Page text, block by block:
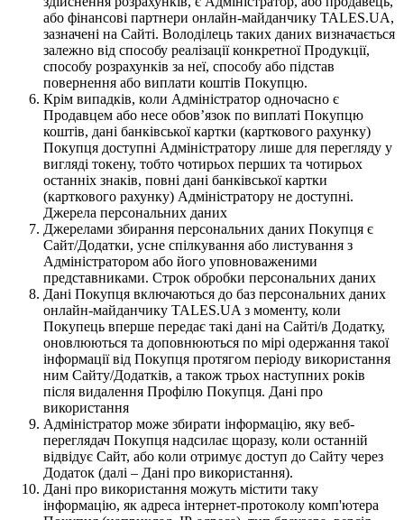
або фінансові партнери онлайн-майданчику TALES.UA,
зазначені на Сайті. Володілець таких даних визначається
залежно від способу реалізації конкретної Продукції,
способу розрахунків за неї, способу або підстав
повернення або виплати коштів Покупцю.
Крім випадків, коли Адміністратор одночасно є
Продавцем або несе обов’язок по виплаті Покупцю
коштів, дані банківської картки (карткового рахунку)
Покупця доступні Адміністратору лише для перегляду у
вигляді токену, тобто чотирьох перших та чотирьох
останніх знаків, повні дані банківської картки
(карткового рахунку) Адміністратору не доступні.
Джерела персональних даних
Джерелами збирання персональних даних Покупця є
Сайт/Додатки, усне спілкування або листування з
Адміністратором або його уповноваженими
представниками. Строк обробки персональних даних
Дані Покупця включаються до баз персональних даних
онлайн-майданчику TALES.UA з моменту, коли
Покупець вперше передає такі дані на Сайті/в Додатку,
оновлюються та доповнюються по мірі одержання такої
інформації від Покупця протягом періоду використання
ним Сайту/Додатків, а також трьох наступних років
після видалення Профілю Покупця. Дані про
використання
Адміністратор може збирати інформацію, яку веб-
переглядач Покупця надсилає щоразу, коли останній
відвідує Сайт, або коли отримує доступ до Сайту через
Додаток (далі – Дані про використання).
Дані про використання можуть містити таку
інформацію, як адреса інтернет-протоколу комп'ютера